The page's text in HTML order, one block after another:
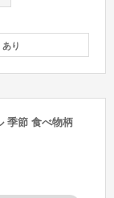
あり
季節 食べ物柄